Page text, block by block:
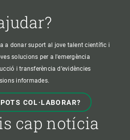
a donar suport al jove talent científic i
solucions per a l'emergència
i transferència d’evidències
informades.
COL·LABORAR?
cap notícia